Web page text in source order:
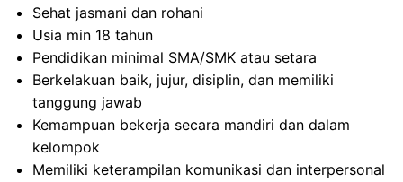
Sehat jasmani dan rohani
Usia min 18 tahun
Pendidikan minimal SMA/SMK atau setara
Berkelakuan baik, jujur, disiplin, dan memiliki
tanggung jawab
Kemampuan bekerja secara mandiri dan dalam
kelompok
Memiliki keterampilan komunikasi dan interpersonal